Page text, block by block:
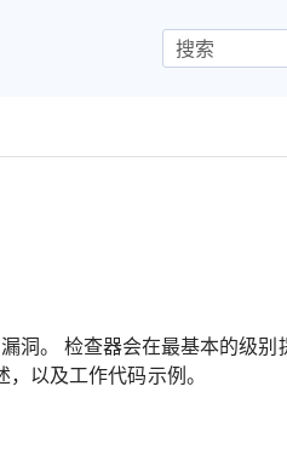
洞。 检查器会在最基本的级
以及工作代码示例。